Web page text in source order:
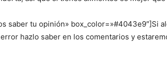
saber tu opinión» box_color=»#4043e9″]Si
hazlo saber en los comentarios y